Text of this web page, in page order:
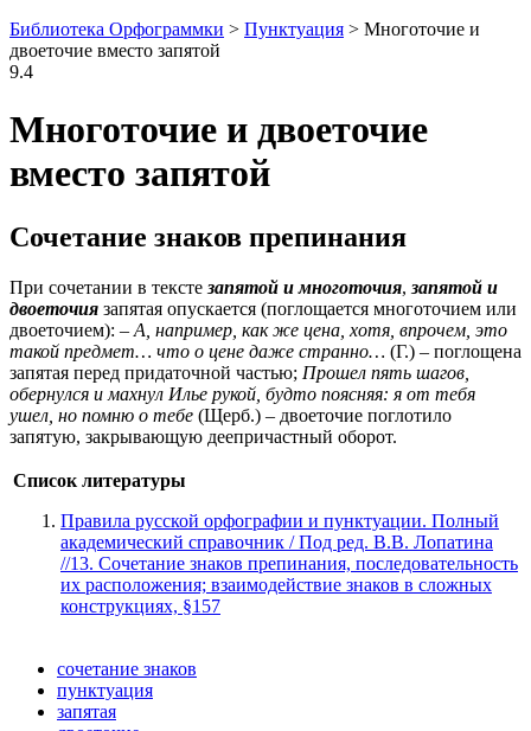
Библиотека Орфограммки > Пунктуация > Многоточие и
двоеточие вместо запятой
9.4
Многоточие и двоеточие
вместо запятой
Сочетание знаков препинания
При сочетании в тексте запятой и многоточия, запятой и
двоеточия запятая опускается (поглощается многоточием или
двоеточием): – А, например, как же цена, хотя, впрочем, это
такой предмет… что о цене даже странно… (Г.) – поглощена
запятая перед придаточной частью; Прошел пять шагов,
обернулся и махнул Илье рукой, будто поясняя: я от тебя
ушел, но помню о тебе (Щерб.) – двоеточие поглотило
запятую, закрывающую деепричастный оборот.
Список литературы
Правила русской орфографии и пунктуации. Полный
академический справочник / Под ред. В.В. Лопатина
//13. Сочетание знаков препинания, последовательность
их расположения; взаимодействие знаков в сложных
конструкциях, §157
сочетание знаков
пунктуация
запятая